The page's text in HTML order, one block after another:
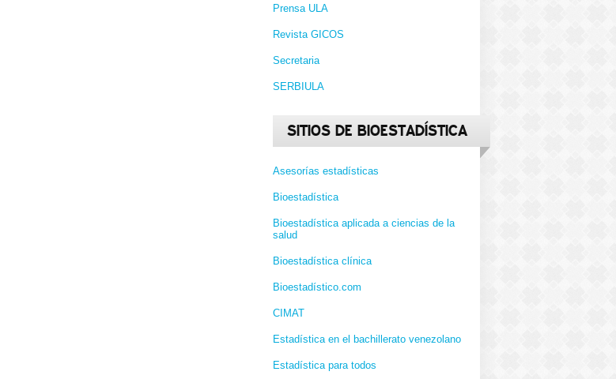
Prensa ULA
Revista GICOS
Secretaria
SERBIULA
SITIOS DE BIOESTADÍSTICA
Asesorías estadísticas
Bioestadística
Bioestadística aplicada a ciencias de la
salud
Bioestadística clínica
Bioestadístico.com
CIMAT
Estadística en el bachillerato venezolano
Estadística para todos